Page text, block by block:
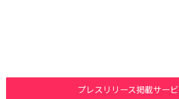
プレスリリース掲載サー